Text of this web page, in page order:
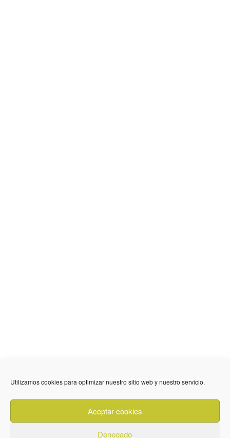
Utilizamos cookies para optimizar nuestro sitio web y nuestro servicio.
Aceptar cookies
Denegado
636 01 61 85
Fuente Palmera
info @ fuentepalmerainformacion.es
Privacidad Aviso legal Cookies